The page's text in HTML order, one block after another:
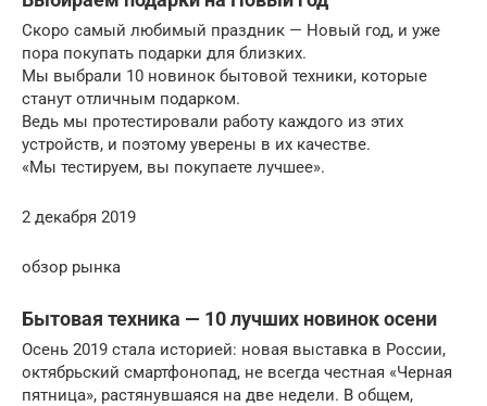
Скоро самый любимый праздник — Новый год, и уже
пора покупать подарки для близких.
Мы выбрали 10 новинок бытовой техники, которые
станут отличным подарком.
Ведь мы протестировали работу каждого из этих
устройств, и поэтому уверены в их качестве.
«Мы тестируем, вы покупаете лучшее».
2 декабря 2019
обзор рынка
Бытовая техника — 10 лучших новинок осени
Осень 2019 стала историей: новая выставка в России,
октябрьский смартфонопад, не всегда честная «Черная
пятница», растянувшаяся на две недели. В общем,